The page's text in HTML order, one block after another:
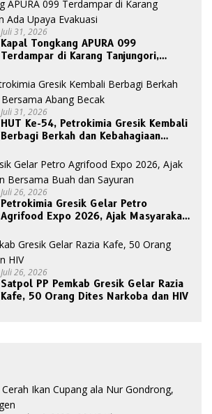
Juli 31, 2026
Kapal Tongkang APURA 099
Terdampar di Karang Tanjungori,
Juli 31, 2026
HUT Ke-54, Petrokimia Gresik Kembali
Berbagi Berkah dan Kebahagiaan
Juli 26, 2026
Petrokimia Gresik Gelar Petro
Agrifood Expo 2026, Ajak Masyarakat
Juli 26, 2026
Satpol PP Pemkab Gresik Gelar Razia
Kafe, 50 Orang Dites Narkoba dan HIV